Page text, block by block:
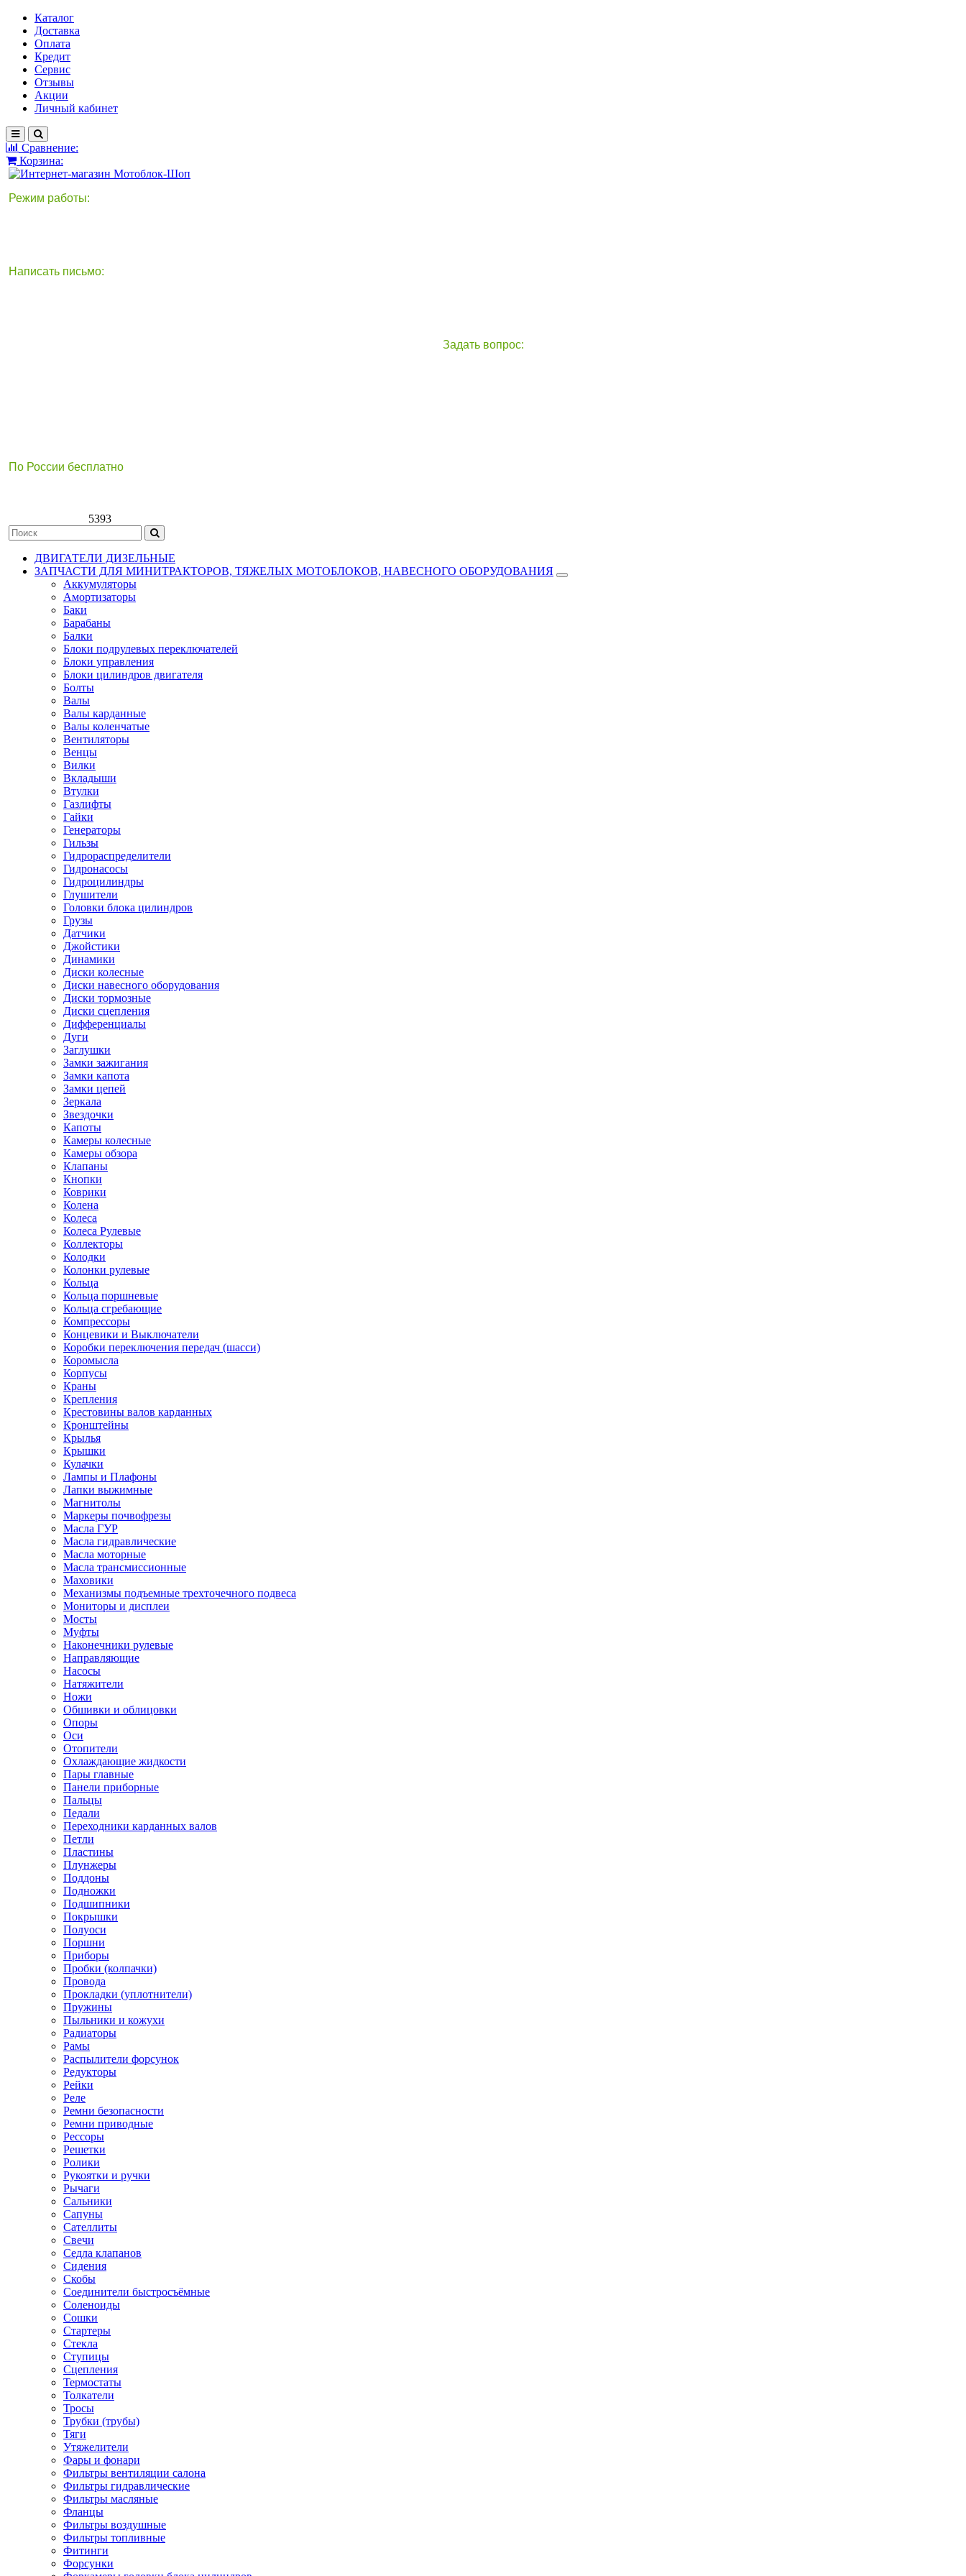
Каталог
Доставка
Оплата
Кредит
Сервис
Отзывы
Акции
Личный кабинет
Сравнение:
Корзина:
Режим работы:
Написать письмо:
Задать вопрос:
По России бесплатно
5393
ДВИГАТЕЛИ ДИЗЕЛЬНЫЕ
ЗАПЧАСТИ ДЛЯ МИНИТРАКТОРОВ, ТЯЖЕЛЫХ МОТОБЛОКОВ, НАВЕСНОГО ОБОРУДОВАНИЯ
Аккумуляторы
Амортизаторы
Баки
Барабаны
Балки
Блоки подрулевых переключателей
Блоки управления
Блоки цилиндров двигателя
Болты
Валы
Валы карданные
Валы коленчатые
Вентиляторы
Венцы
Вилки
Вкладыши
Втулки
Газлифты
Гайки
Генераторы
Гильзы
Гидрораспределители
Гидронасосы
Гидроцилиндры
Глушители
Головки блока цилиндров
Грузы
Датчики
Джойстики
Динамики
Диски колесные
Диски навесного оборудования
Диски тормозные
Диски сцепления
Дифференциалы
Дуги
Заглушки
Замки зажигания
Замки капота
Замки цепей
Зеркала
Звездочки
Капоты
Камеры колесные
Камеры обзора
Клапаны
Кнопки
Коврики
Колена
Колеса
Колеса Рулевые
Коллекторы
Колодки
Колонки рулевые
Кольца
Кольца поршневые
Кольца сгребающие
Компрессоры
Концевики и Выключатели
Коробки переключения передач (шасси)
Коромысла
Корпусы
Краны
Крепления
Крестовины валов карданных
Кронштейны
Крылья
Крышки
Кулачки
Лампы и Плафоны
Лапки выжимные
Магнитолы
Маркеры почвофрезы
Масла ГУР
Масла гидравлические
Масла моторные
Масла трансмиссионные
Маховики
Механизмы подъемные трехточечного подвеса
Мониторы и дисплеи
Мосты
Муфты
Наконечники рулевые
Направляющие
Насосы
Натяжители
Ножи
Обшивки и облицовки
Опоры
Оси
Отопители
Охлаждающие жидкости
Пары главные
Панели приборные
Пальцы
Педали
Переходники карданных валов
Петли
Пластины
Плунжеры
Поддоны
Подножки
Подшипники
Покрышки
Полуоси
Поршни
Приборы
Пробки (колпачки)
Провода
Прокладки (уплотнители)
Пружины
Пыльники и кожухи
Радиаторы
Рамы
Распылители форсунок
Редукторы
Рейки
Реле
Ремни безопасности
Ремни приводные
Рессоры
Решетки
Ролики
Рукоятки и ручки
Рычаги
Сальники
Сапуны
Сателлиты
Свечи
Седла клапанов
Сидения
Скобы
Соединители быстросъёмные
Соленоиды
Сошки
Стартеры
Стекла
Ступицы
Сцепления
Термостаты
Толкатели
Тросы
Трубки (трубы)
Тяги
Утяжелители
Фары и фонари
Фильтры вентиляции салона
Фильтры гидравлические
Фильтры масляные
Фланцы
Фильтры воздушные
Фильтры топливные
Фитинги
Форсунки